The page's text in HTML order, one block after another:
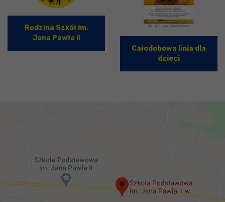
Rodzina Szkół im.
Jana Pawła II
Całodobowa linia dla
dzieci